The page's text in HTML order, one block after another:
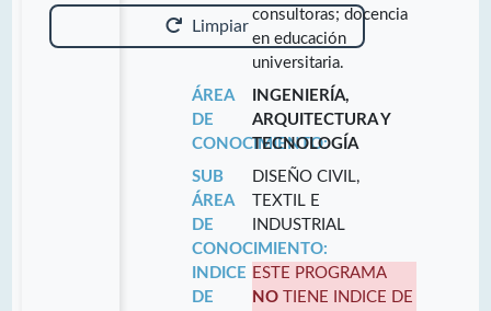
Limpiar
consultoras; docencia
en educación
universitaria.
ÁREA
DE
CONOCIMIENTO:
INGENIERÍA,
ARQUITECTURA Y
TECNOLOGÍA
SUB
ÁREA
DE
CONOCIMIENTO:
DISEÑO CIVIL,
TEXTIL E
INDUSTRIAL
INDICE
DE
ESTE PROGRAMA
NO TIENE INDICE DE